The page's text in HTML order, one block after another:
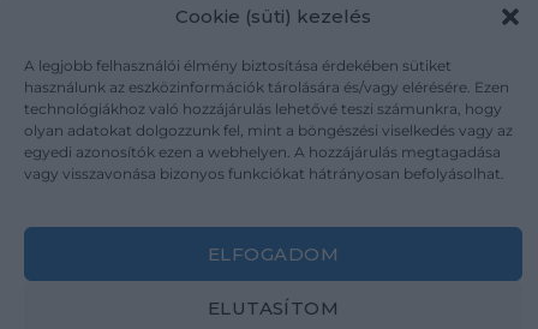
Cookie (süti) kezelés
A legjobb felhasználói élmény biztosítása érdekében sütiket
használunk az eszközinformációk tárolására és/vagy elérésére. Ezen
technológiákhoz való hozzájárulás lehetővé teszi számunkra, hogy
olyan adatokat dolgozzunk fel, mint a böngészési viselkedés vagy az
egyedi azonosítók ezen a webhelyen. A hozzájárulás megtagadása
vagy visszavonása bizonyos funkciókat hátrányosan befolyásolhat.
ELFOGADOM
ELUTASÍTOM
Médiaajánlat
Karrier
Kapcsolat
Áraink
ÁSZF
Adatvédelem
Impresszum